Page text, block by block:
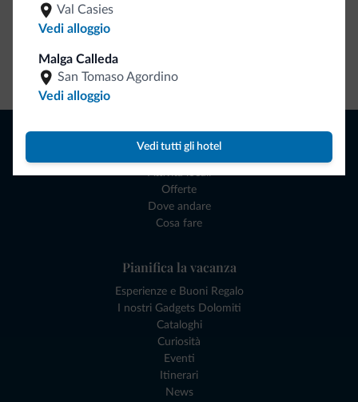
Val Casies
Vedi alloggio
Malga Calleda
San Tomaso Agordino
Vedi alloggio
Vedi tutti gli hotel
Naviga
Attività locali
Offerte
Dove andare
Cosa fare
Pianifica la vacanza
Esperienze e Buoni Regalo
I nostri Gadgets Dolomiti
Cataloghi
Curiosità
Eventi
Itinerari
News